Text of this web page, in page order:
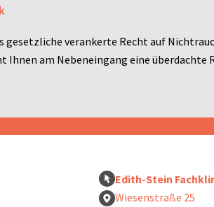
verankerte Recht auf
Ihnen am Nebeneingang eine überdachte
Edith-Stein
Wiesenstraße 25